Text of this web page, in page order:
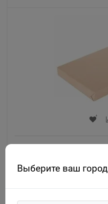
Выберите ваш город